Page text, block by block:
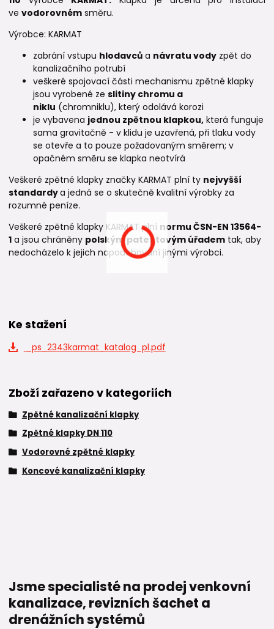
ve vodorovném směru.
Výrobce: KARMAT
zabrání vstupu hlodavců a návratu vody zpět do
kanalizačního potrubí
veškeré spojovací části mechanismu zpětné klapky
jsou vyrobené ze slitiny chromu a
niklu (chromniklu), který odolává korozi
je vybavena jednou zpětnou klapkou, která funguje
sama gravitačně - v klidu je uzavřená, při tlaku vody
se otevře a to pouze požadovaným směrem; v
opačném směru se klapka neotvírá
Veškeré zpětné klapky značky KARMAT plní ty nejvyšší
standardya jedná se o skutečně kvalitní výrobky za
rozumné peníze.
Veškeré zpětné klapky KARMAT plní normu ČSN-EN 13564-
1 a jsou chráněny polským patentovým úřadem tak, aby
nedocházelo k jejich napodobování jinými výrobci.
Ke stažení
_ps_2343karmat_katalog_pl.pdf
Zboží zařazeno v kategoriích
Zpětné kanalizační klapky
Zpětné klapky DN 110
Vodorovné zpětné klapky
Koncové kanalizační klapky
Jsme specialisté na prodej venkovní
kanalizace, revizních šachet a
drenážních systémů